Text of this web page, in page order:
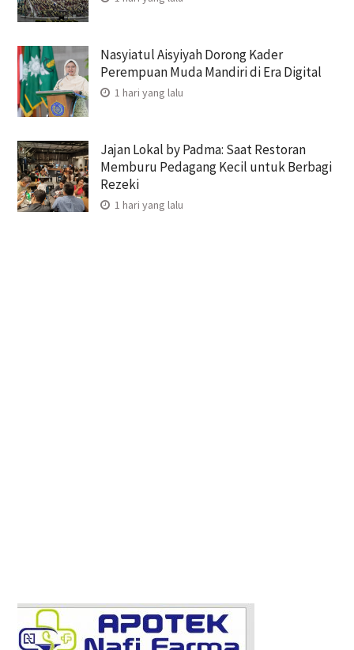
Nasyiatul Aisyiyah Dorong Kader
Perempuan Muda Mandiri di Era Digital
1 hari yang lalu
Jajan Lokal by Padma: Saat Restoran
Memburu Pedagang Kecil untuk Berbagi
Rezeki
1 hari yang lalu